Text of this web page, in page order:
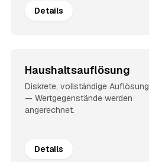
Details
Haushaltsauflösung
Diskrete, vollständige Auflösung
— Wertgegenstände werden
angerechnet.
Details